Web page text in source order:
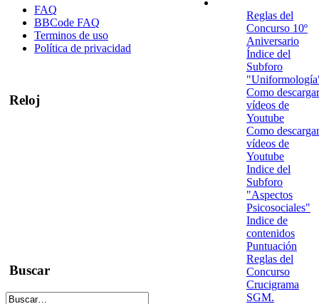
FAQ
BBCode FAQ
Terminos de uso
Política de privacidad
Reloj
Buscar
Reglas del
Concurso 10º
Aniversario
Índice del
Subforo
Como descargar
vídeos de
Youtube
Como descargar
vídeos de
Youtube
Indice del
Subforo
"Aspectos
Psicosociales"
Indice de
contenidos
Puntuación
Reglas del
Concurso
Crucigrama
SGM.